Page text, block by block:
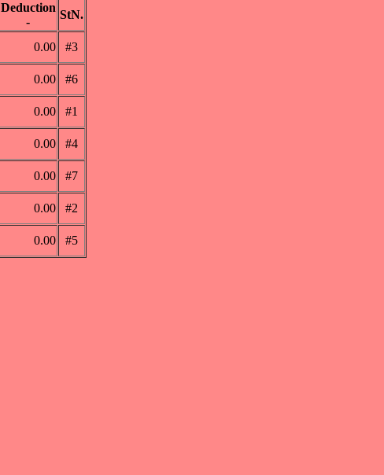
Deduction
-
StN.
0.00 #3
0.00 #6
0.00 #1
0.00 #4
0.00 #7
0.00 #2
0.00 #5